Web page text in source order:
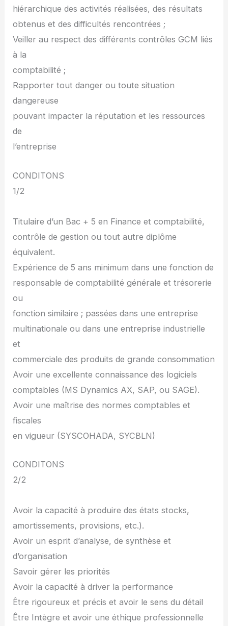
hiérarchique des activités réalisées, des résultats
obtenus et des difficultés rencontrées ;
Veiller au respect des différents contrôles GCM liés
à la
comptabilité ;
Rapporter tout danger ou toute situation
dangereuse
pouvant impacter la réputation et les ressources
de
l’entreprise
CONDITONS
1/2
Titulaire d’un Bac + 5 en Finance et comptabilité,
contrôle de gestion ou tout autre diplôme
équivalent.
Expérience de 5 ans minimum dans une fonction de
responsable de comptabilité générale et trésorerie
ou
fonction similaire ; passées dans une entreprise
multinationale ou dans une entreprise industrielle
et
commerciale des produits de grande consommation
Avoir une excellente connaissance des logiciels
comptables (MS Dynamics AX, SAP, ou SAGE).
Avoir une maîtrise des normes comptables et
fiscales
en vigueur (SYSCOHADA, SYCBLN)
CONDITONS
2/2
Avoir la capacité à produire des états stocks,
amortissements, provisions, etc.).
Avoir un esprit d’analyse, de synthèse et
d’organisation
Savoir gérer les priorités
Avoir la capacité à driver la performance
Être rigoureux et précis et avoir le sens du détail
Être Intègre et avoir une éthique professionnelle